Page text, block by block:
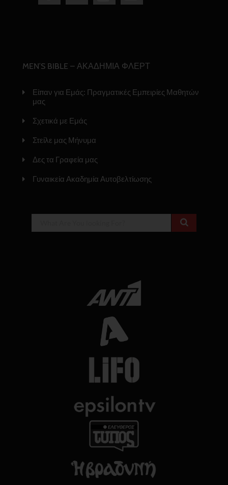
MEN’S BIBLE – ΑΚΑΔΗΜΙΑ ΦΛΕΡΤ
Είπαν για Εμάς: Πραγματικές Εμπειρίες Μαθητών
μας
Σχετικά με Εμάς
Στείλε μας Μήνυμα
Δες τα Γραφεία μας
Γυναικεία Ακαδημία Αυτοβελτίωσης